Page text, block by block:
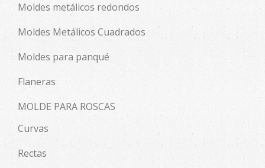
Moldes metálicos redondos
Moldes Metálicos Cuadrados
Moldes para panqué
Flaneras
MOLDE PARA ROSCAS
Curvas
Rectas